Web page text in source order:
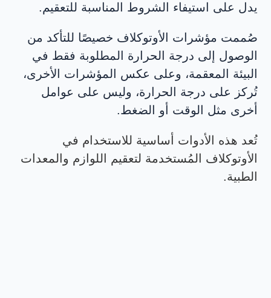
يدل على استيفاء الشروط المناسبة للتعقيم.
صُممت مؤشرات الأوتوكلاف خصيصًا للتأكد من
الوصول إلى درجة الحرارة المطلوبة فقط في
البيئة المعقمة، وعلى عكس المؤشرات الأخرى،
تُركز على درجة الحرارة، وليس على عوامل
أخرى مثل الوقت أو الضغط.
تُعد هذه الأدوات أساسية للاستخدام في
الأوتوكلاف المُستخدمة لتعقيم اللوازم والمعدات
الطبية.